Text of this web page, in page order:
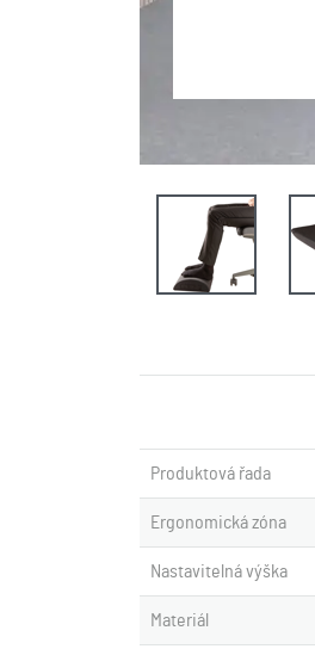
Produktová řada
Ergonomická zóna
Nastavitelná výška
Materiál